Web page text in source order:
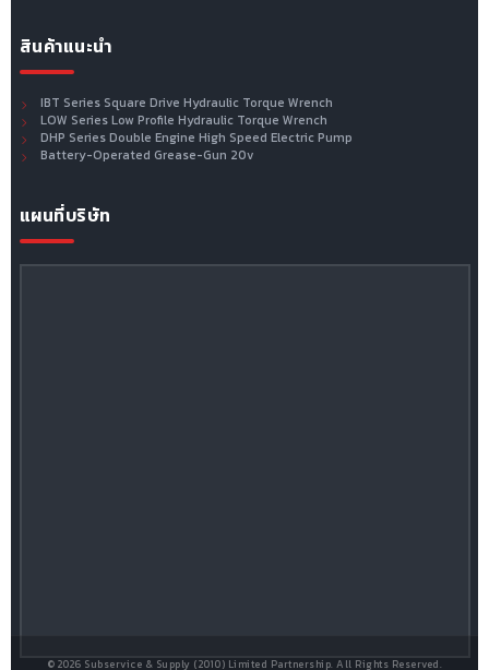
สินค้าแนะนำ
IBT Series Square Drive Hydraulic Torque Wrench
LOW Series Low Profile Hydraulic Torque Wrench
DHP Series Double Engine High Speed Electric Pump
Battery-Operated Grease-Gun 20v
แผนที่บริษัท
© 2026 Subservice & Supply (2010) Limited Partnership. All Rights Reserved.